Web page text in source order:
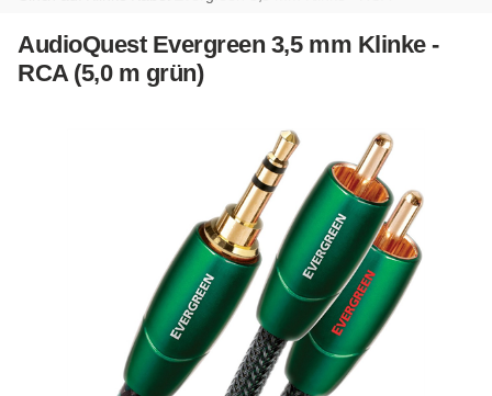
AudioQuest Evergreen 3,5 mm Klinke -
RCA (5,0 m grün)